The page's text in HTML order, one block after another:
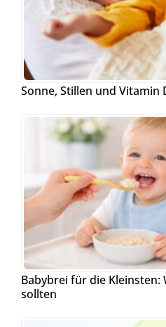
Sonne, Stillen und Vitamin
Babybrei für die
sollten